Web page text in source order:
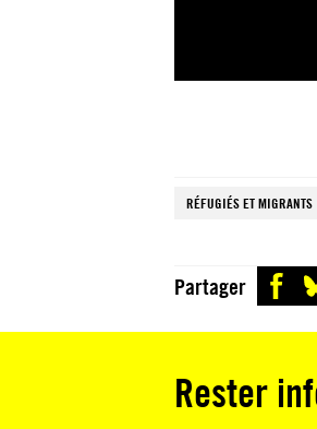
RÉFUGIÉS ET MIGRANTS
Partager
Rester